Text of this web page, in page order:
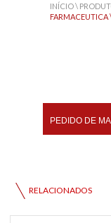
INÍCIO \
FARMACEUTICA
RELACIONADOS